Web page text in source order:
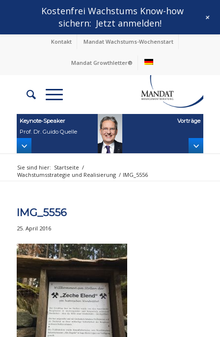
Kontakt Mandat Wachstums-Wochenstart
Mandat Growthletter®
Keynote‑Speaker
Prof. Dr. Guido Quelle
Vorträge
Sie sind hier: Startseite /
Wachstumsstrategie und Realisierung / IMG_5556
IMG_5556
25. April 2016
Kostenfrei Wachstums Know-how
sichern: Jetzt anmelden! +